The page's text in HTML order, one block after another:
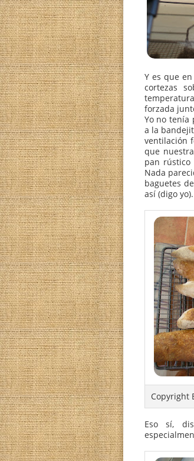
Y es
Yo no
a la
que
pan
Nada
así